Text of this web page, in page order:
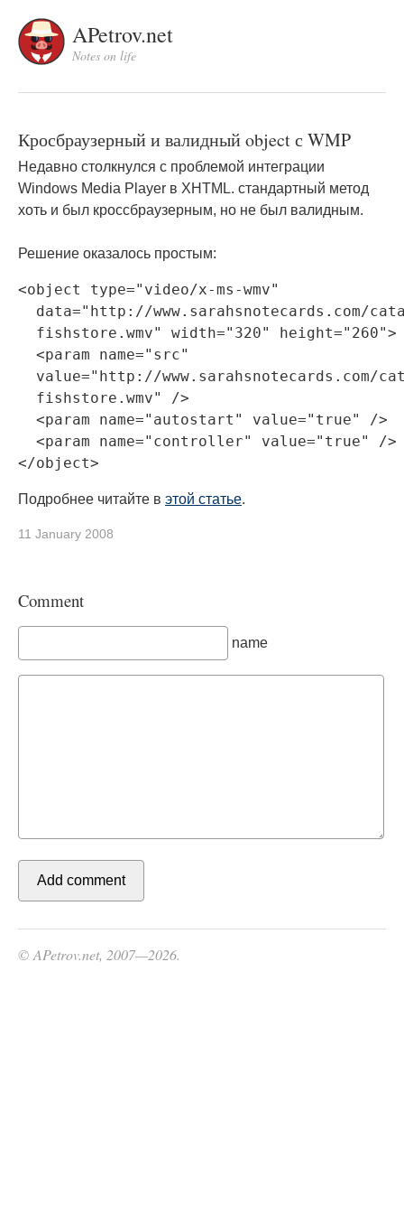
APetrov.net
Notes on life
Кросбраузерный и валидный object с WMP
Недавно столкнулся с проблемой интеграции
Windows Media Player в XHTML. стандартный метод
хоть и был кроссбраузерным, но не был валидным.
Решение оказалось простым:
<object type="video/x-ms-wmv"
data="http://www.sarahsnotecards.com/
  fishstore.wmv" width="320" height="260">
  <param name="src"
value="http://www.sarahsnotecards.com/
  fishstore.wmv" />
  <param name="autostart" value="true" />
  <param name="controller" value="true" />
</object>
Подробнее читайте в этой статье.
11 January 2008
Comment
name
© APetrov.net, 2007—2026.